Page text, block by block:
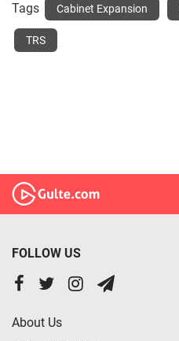
Tags Cabinet Expansion
TRS
FOLLOW US
About Us